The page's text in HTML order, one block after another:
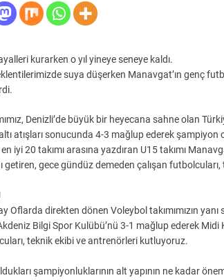
kurarken o yıl yineye seneye kaldı.
suya düşerken Manavgat’ın genç
Denizli’de büyük bir heyecana sahne olan
atışları sonucunda 4-3 mağlup ederek şampiyon
en iyi 20 takımı arasına yazdıran U15 takımı
getiren, gece gündüz demeden çalışan
Oflarda direkten dönen Voleybol takımımızın
Bilgi Spor Kulübü’nü 3-1 mağlup ederek
teknik ekibi ve antrenörleri kutluyoruz.
şampiyonluklarının alt yapının ne kadar